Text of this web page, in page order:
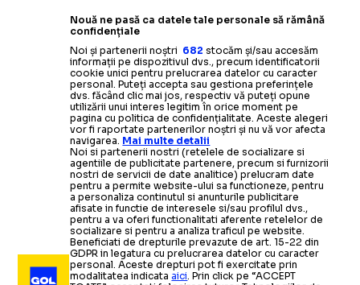
Nouă ne pasă ca datele tale personale să rămână
confidențiale
Noi și partenerii noștri 682 stocăm și/sau accesăm
informații pe dispozitivul dvs., precum identificatorii
cookie unici pentru prelucrarea datelor cu caracter
personal. Puteți accepta sau gestiona preferințele
dvs. făcând clic mai jos, respectiv vă puteți opune
utilizării unui interes legitim în orice moment pe
pagina cu politica de confidențialitate. Aceste alegeri
vor fi raportate partenerilor noștri și nu vă vor afecta
navigarea. Mai multe detalii
Noi si partenerii nostri (retelele de socializare si
agentiile de publicitate partenere, precum si furnizorii
nostri de servicii de date analitice) prelucram date
pentru a permite website-ului sa functioneze, pentru
a personaliza continutul si anunturile publicitare
afisate in functie de interesele si/sau profilul dvs.,
pentru a va oferi functionalitati aferente retelelor de
socializare si pentru a analiza traficul pe website.
Beneficiati de drepturile prevazute de art. 15-22 din
GDPR in legatura cu prelucrarea datelor cu caracter
personal. Aceste drepturi pot fi exercitate prin
modalitatea indicataaici. Prin click pe “ACCEPT